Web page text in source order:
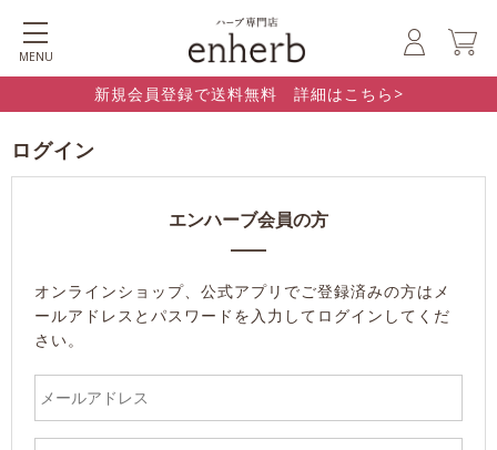
MENU
新規会員登録で送料無料 詳細はこちら>
ログイン
エンハーブ会員の方
オンラインショップ、公式アプリでご登録済みの方はメ
ールアドレスとパスワードを入力してログインしてくだ
さい。